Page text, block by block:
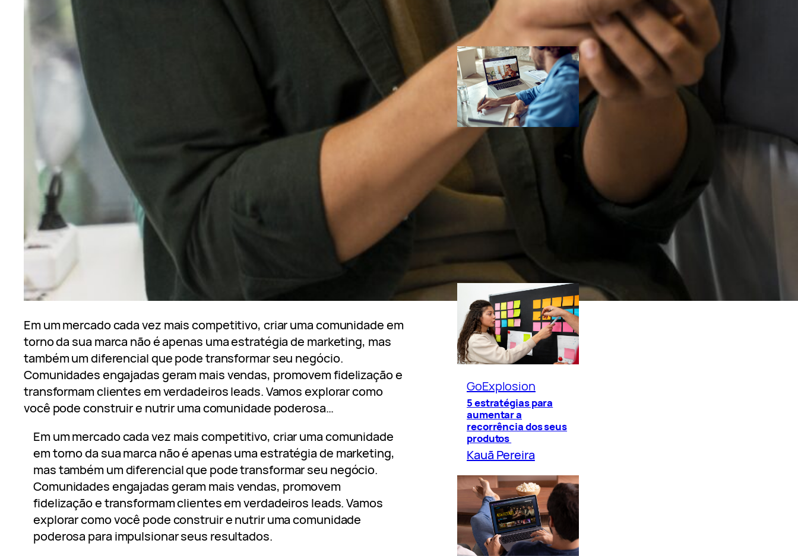
Em um mercado cada vez mais competitivo, criar uma comunidade em
torno da sua marca não é apenas uma estratégia de marketing, mas
também um diferencial que pode transformar seu negócio.
Comunidades engajadas geram mais vendas, promovem fidelização e
transformam clientes em verdadeiros leads. Vamos explorar como
você pode construir e nutrir uma comunidade poderosa…
Em um mercado cada vez mais competitivo, criar uma comunidade
em torno da sua marca não é apenas uma estratégia de marketing,
mas também um diferencial que pode transformar seu negócio.
Comunidades engajadas geram mais vendas, promovem
fidelização e transformam clientes em verdadeiros leads. Vamos
explorar como você pode construir e nutrir uma comunidade
poderosa para impulsionar seus resultados.
Ana Carolina
Duarte
Infoprodutos
programas de
mentoria em grupo
lucrativos
Duarte
GoExplosion
5 estratégias para
aumentar a
recorrência dos seus
produtos
Kauã Pereira